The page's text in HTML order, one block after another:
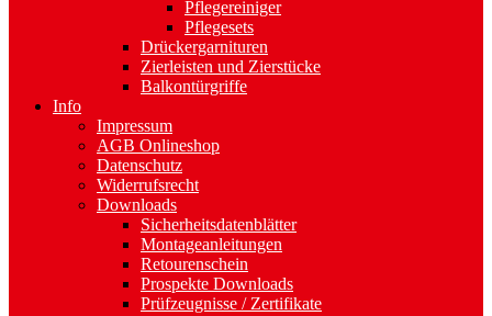
Pflegereiniger
Pflegesets
Drückergarnituren
Zierleisten und Zierstücke
Balkontürgriffe
Info
Impressum
AGB Onlineshop
Datenschutz
Widerrufsrecht
Downloads
Sicherheitsdatenblätter
Montageanleitungen
Retourenschein
Prospekte Downloads
Prüfzeugnisse / Zertifikate